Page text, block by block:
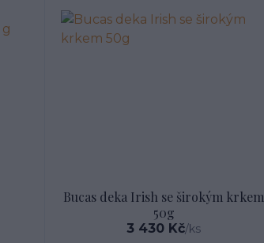
Bucas deka Irish se širokým krkem
50g
3 430 Kč/ks